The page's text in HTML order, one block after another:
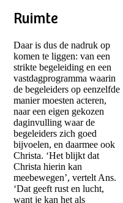
Ruimte
Daar is dus de nadruk op
komen te liggen: van een
strikte begeleiding en een
vastdagprogramma waarin
de begeleiders op eenzelfde
manier moesten acteren,
naar een eigen gekozen
daginvulling waar de
begeleiders zich goed
bijvoelen, en daarmee ook
Christa. ‘Het blijkt dat
Christa hierin kan
meebewegen’, vertelt Ans.
‘Dat geeft rust en lucht,
want je kan het als